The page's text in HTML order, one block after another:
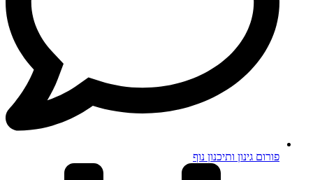
פורום גינון ותיכנון נוף